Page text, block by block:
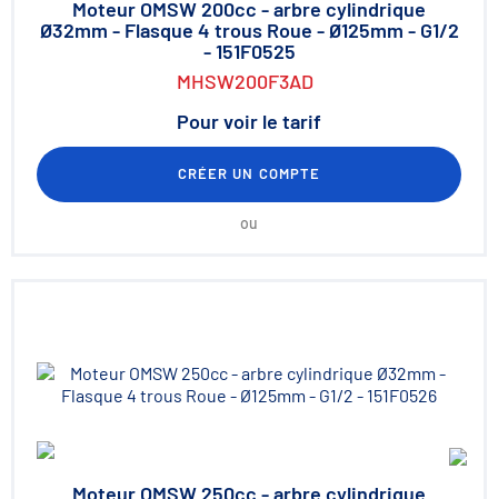
Moteur OMSW 200cc - arbre cylindrique
Ø32mm - Flasque 4 trous Roue - Ø125mm - G1/2
- 151F0525
MHSW200F3AD
Pour voir le tarif
CRÉER UN COMPTE
ou
Moteur OMSW 250cc - arbre cylindrique